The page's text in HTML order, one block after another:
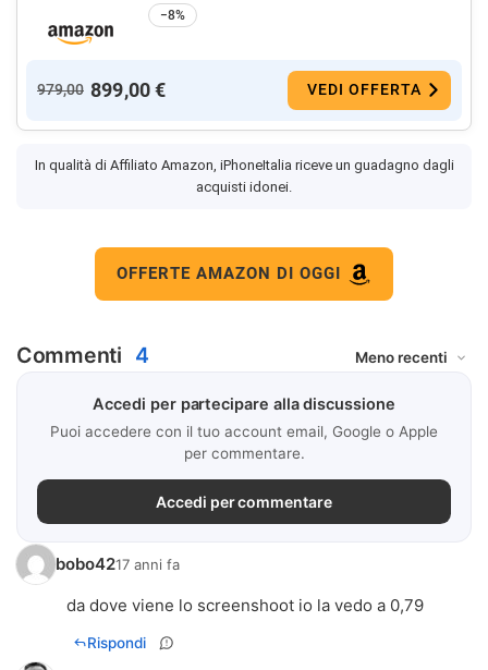
−8%
979,00 899,00 € VEDI OFFERTA
In qualità di Affiliato Amazon, iPhoneItalia riceve un guadagno dagli
acquisti idonei.
OFFERTE AMAZON DI OGGI
Commenti 4
Accedi per partecipare alla discussione
Puoi accedere con il tuo account email, Google o Apple
per commentare.
Accedi per commentare
bobo4217 anni fa
da dove viene lo screenshoot io la vedo a 0,79
Rispondi